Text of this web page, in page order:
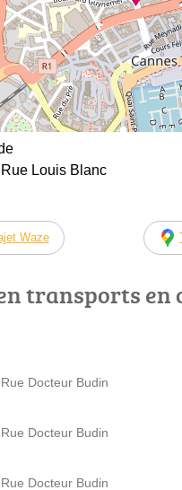
Louis Blanc
Waze
transports en
Docteur Budin
Docteur Budin
Docteur Budin